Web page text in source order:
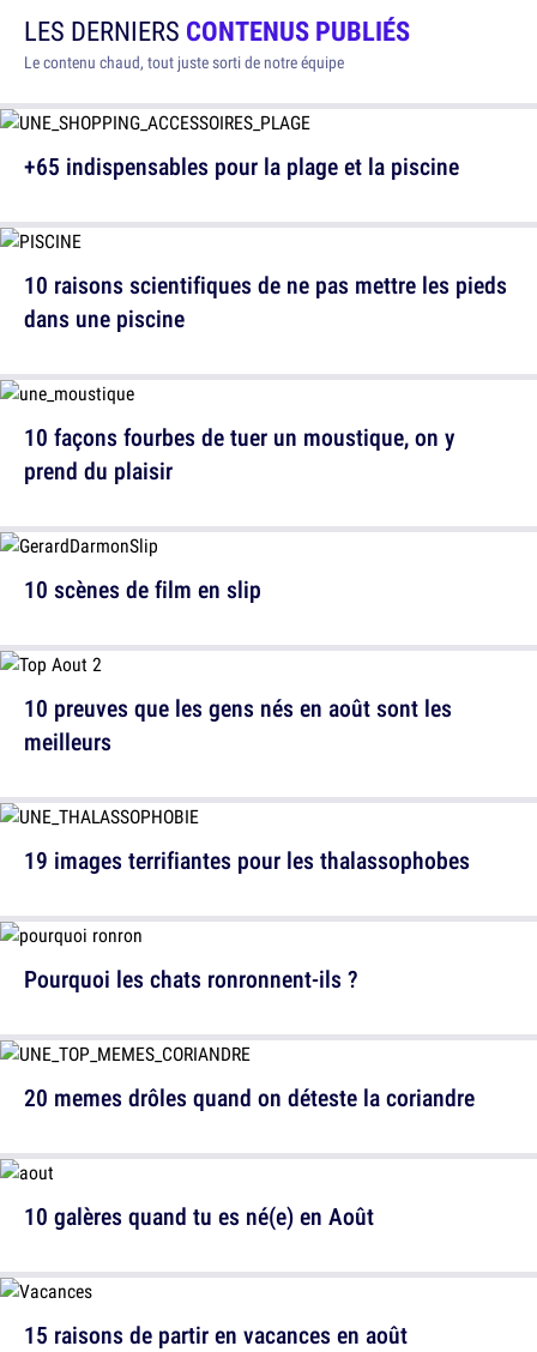
LES DERNIERS CONTENUS PUBLIÉS
Le contenu chaud, tout juste sorti de notre équipe
+65 indispensables pour la plage et la piscine
10 façons fourbes de tuer un moustique, on y
prend du plaisir
10 preuves que les gens nés en août sont les
meilleurs
Pourquoi les chats ronronnent-ils ?
10 galères quand tu es né(e) en Août
10 raisons scientifiques de ne pas mettre les pieds
dans une piscine
10 scènes de film en slip
19 images terrifiantes pour les thalassophobes
20 memes drôles quand on déteste la coriandre
15 raisons de partir en vacances en août